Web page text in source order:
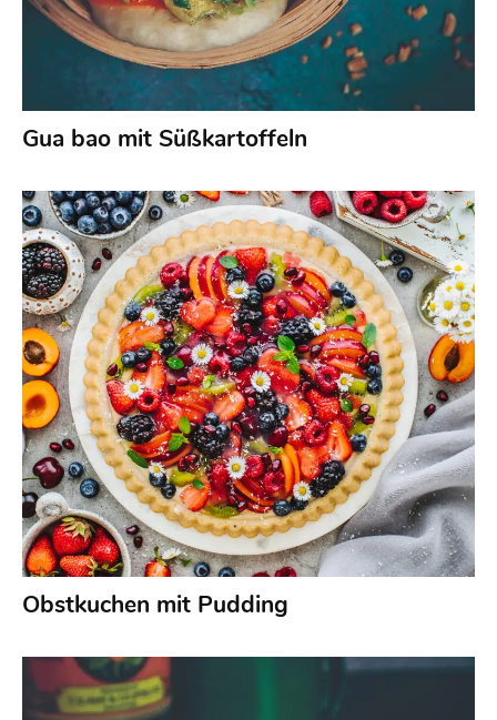
Gua bao mit Süßkartoffeln
Obstkuchen mit Pudding